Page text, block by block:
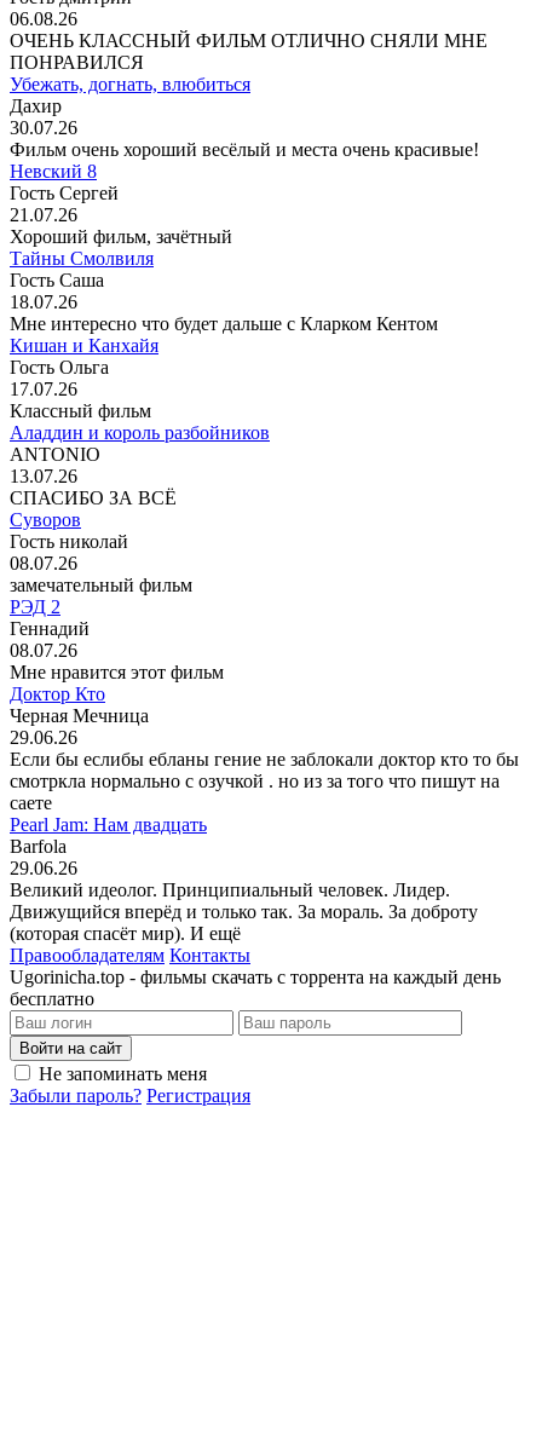
06.08.26
ОЧЕНЬ КЛАССНЫЙ ФИЛЬМ ОТЛИЧНО СНЯЛИ МНЕ
ПОНРАВИЛСЯ
Убежать, догнать, влюбиться
Дахир
30.07.26
Фильм очень хороший весёлый и места очень красивые!
Невский 8
Гость Сергей
21.07.26
Хороший фильм, зачётный
Тайны Смолвиля
Гость Саша
18.07.26
Мне интересно что будет дальше с Кларком Кентом
Кишан и Канхайя
Гость Ольга
17.07.26
Классный фильм
Аладдин и король разбойников
ANTONIO
13.07.26
СПАСИБО ЗА ВСЁ
Суворов
Гость николай
08.07.26
замечательный фильм
РЭД 2
Геннадий
08.07.26
Мне нравится этот фильм
Доктор Кто
Черная Мечница
29.06.26
Если бы еслибы ебланы гение не заблокали доктор кто то бы
смотркла нормально с озучкой . но из за того что пишут на
саете
Pearl Jam: Нам двадцать
Barfola
29.06.26
Великий идеолог. Принципиальный человек. Лидер.
Движущийся вперёд и только так. За мораль. За доброту
(которая спасёт мир). И ещё
Правообладателям Контакты
Ugorinicha.top - фильмы скачать с торрента на каждый день
бесплатно
Войти на сайт
Не запоминать меня
Забыли пароль? Регистрация